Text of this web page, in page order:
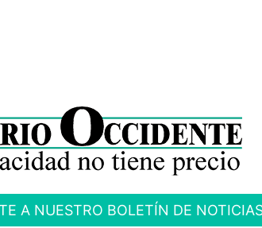
A NUESTRO BOLETÍN DE